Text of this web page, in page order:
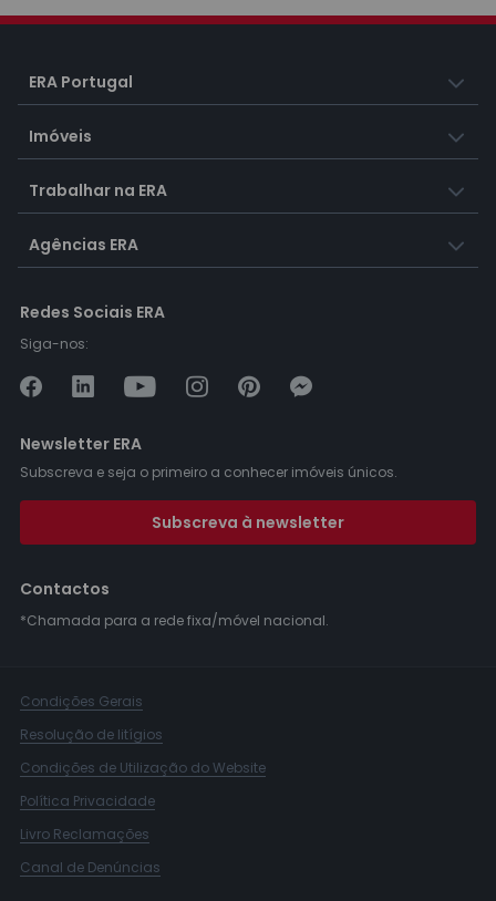
ERA Portugal
Imóveis
Trabalhar na ERA
Agências ERA
Redes Sociais ERA
Siga-nos:
Newsletter ERA
Subscreva e seja o primeiro a conhecer imóveis únicos.
Subscreva à newsletter
Contactos
*Chamada para a rede fixa/móvel nacional.
Condições Gerais
Resolução de litígios
Condições de Utilização do Website
Política Privacidade
Livro Reclamações
Canal de Denúncias